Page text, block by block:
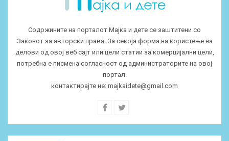
Содржините на порталот Мајка и дете се заштитени со
Законот за авторски права. За секоја форма на користење на
делови од овој веб сајт или цели статии за комерцијални цели,
потребна е писмена согласност од администраторите на овој
портал.
контактирајте не: majkaidete@gmail.com